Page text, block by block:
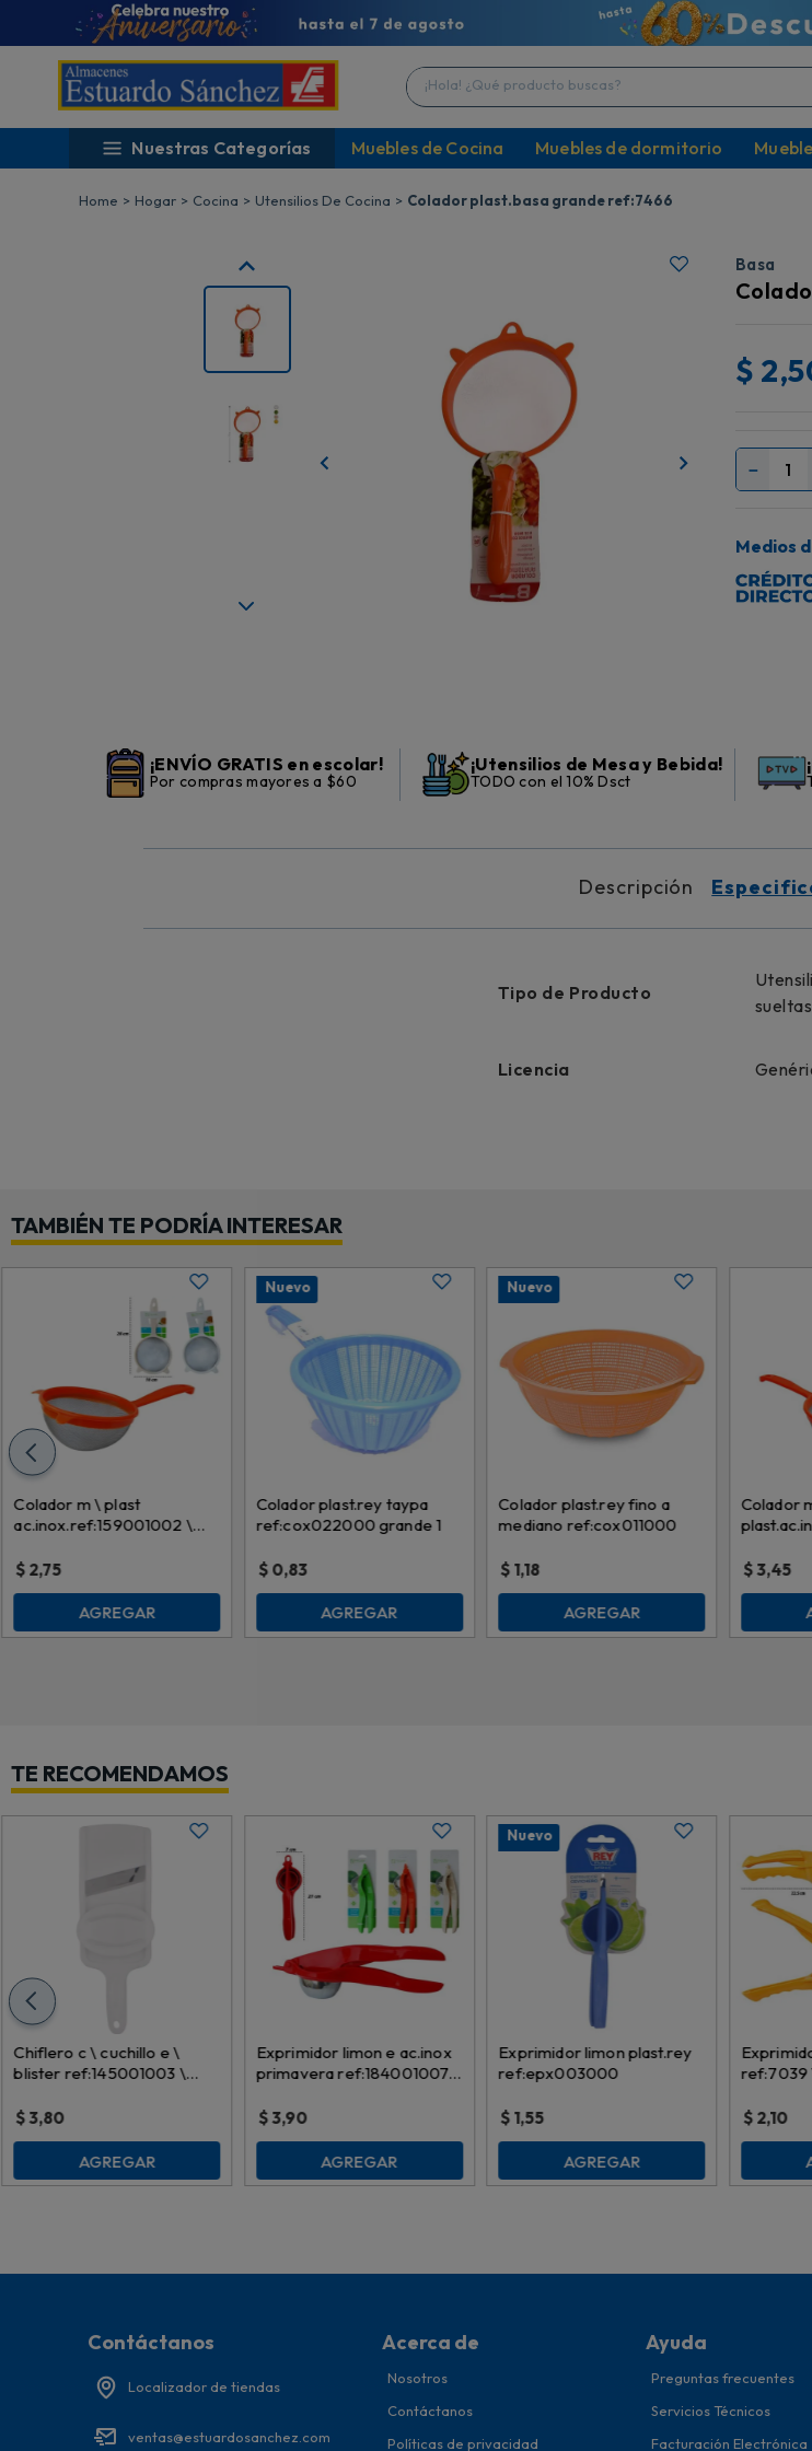
¡Hola! ¿Qué producto buscas?
Nuestras Categorías Muebles de Cocina Muebles de dormitorio
Hogar Cocina Utensilios De Cocina Colador plast.basa grande ref:7466
Basa
$
－
Medios
¡ENVÍO GRATIS en escolar!
Por compras mayores a $60
¡Utensilios de Mesa y Bebida!
TODO con el 10% Dsct
Descripción
Tipo de Producto
sueltas
Licencia
TAMBIÉN TE PODRÍA INTERESAR
Colador m \ plast
ac.inox.ref:159001002 \
$ 2,75
AGREGAR
Nuevo
Colador plast.rey taypa
ref:cox022000 grande 1
$ 0,83
AGREGAR
Nuevo
Colador plast.rey fino a
mediano ref:cox011000
$ 1,18
AGREGAR
Colador
$3,45
TE RECOMENDAMOS
Chiflero c \ cuchillo e \
blister ref:145001003 \
$3,80
AGREGAR
Exprimidor limon e ac.inox
primavera ref:184001007 \
$3,90
AGREGAR
Nuevo
Exprimidor limon plast.rey
ref:epx003000
$ 1,55
AGREGAR
ref:7039
$ 2,10
Contáctanos
Localizador de tiendas
ventas@estuardosanchez.com
Acerca de
Nosotros
Contáctanos
Políticas de privacidad
Ayuda
Preguntas frecuentes
Servicios Técnicos
Facturación Electrónica